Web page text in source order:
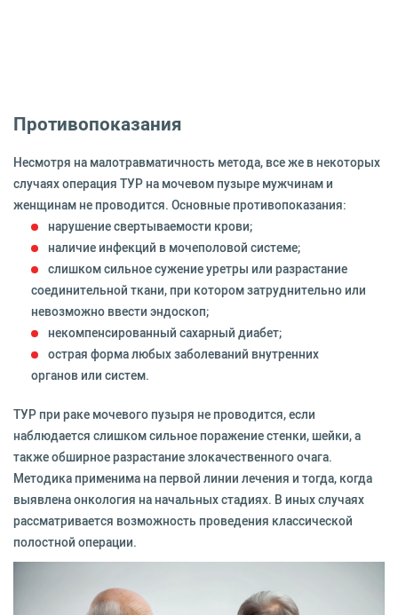
Противопоказания
Несмотря на малотравматичность метода, все же в некоторых
случаях операция ТУР на мочевом пузыре мужчинам и
женщинам не проводится. Основные противопоказания:
нарушение свертываемости крови;
наличие инфекций в мочеполовой системе;
слишком сильное сужение уретры или разрастание
соединительной ткани, при котором затруднительно или
невозможно ввести эндоскоп;
некомпенсированный сахарный диабет;
острая форма любых заболеваний внутренних
органов или систем.
ТУР при раке мочевого пузыря не проводится, если
наблюдается слишком сильное поражение стенки, шейки, а
также обширное разрастание злокачественного очага.
Методика применима на первой линии лечения и тогда, когда
выявлена онкология на начальных стадиях. В иных случаях
рассматривается возможность проведения классической
полостной операции.